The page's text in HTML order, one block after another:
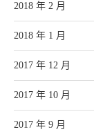
2018 年 2 月
2018 年 1 月
2017 年 12 月
2017 年 10 月
2017 年 9 月